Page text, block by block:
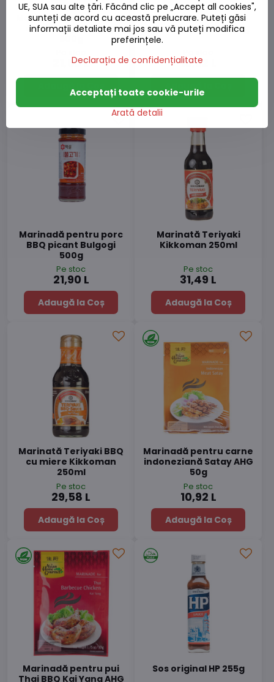
Marinadă pentru carne
de vită BBQ Bulgogi
500g
21,58 L
Marinadă pentru BBQ
Meat Bulgogi AHG 50g
10,92 L
Adaugă la Coș
Marinadă pentru porc
BBQ picant Bulgogi
500g
Pe stoc
21,90 L
Adaugă la Coș
Marinată Teriyaki
Kikkoman 250ml
Pe stoc
31,49 L
Adaugă la Coș
Marinată Teriyaki BBQ
cu miere Kikkoman
250ml
Pe stoc
29,58 L
Adaugă la Coș
Marinadă pentru carne
indoneziană Satay AHG
50g
Pe stoc
10,92 L
Adaugă la Coș
Marinadă pentru pui
Thai BBQ Kai Yang AHG
Sos original HP 255g
UE, SUA sau alte țări. Făcând clic pe „Accept all cookies",
sunteți de acord cu această prelucrare. Puteți găsi
informații detaliate mai jos sau vă puteți modifica
preferințele.
Declarația de confidențialitate
Arată detalii
Acceptați toate cookie-urile